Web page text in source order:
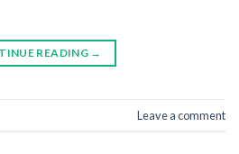
READING →
Leave a comment